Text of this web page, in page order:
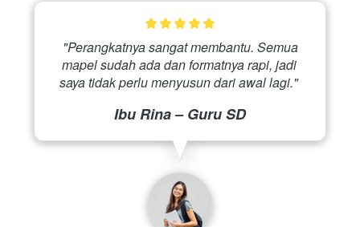
mapel sudah ada dan formatnya rapi, jadi
saya tidak perlu menyusun dari awal lagi."
Ibu Rina – Guru SD